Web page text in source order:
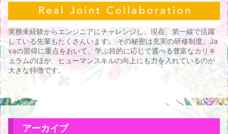
実務未経験からエンジニアにチャレンジし、現在、第一線で活躍
している先輩もたくさんいます。 その秘密は充実の研修制度。Ja
vaの習得に重点をおいて、学ぶ目的に応じて選べる豊富なカリキ
ュラムのほか、ヒューマンスキルの向上にも力を入れているのが
大きな特徴です。
アーカイブ